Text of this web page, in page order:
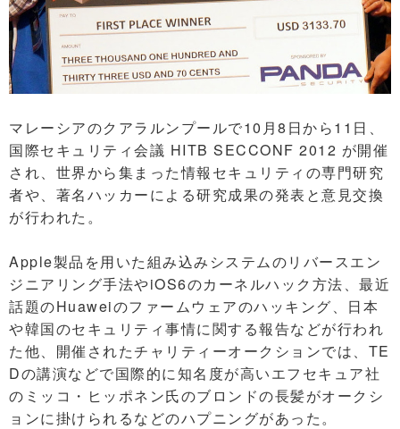
マレーシアのクアラルンプールで10月8日から11日、
国際セキュリティ会議 HITB SECCONF 2012 が開催
され、世界から集まった情報セキュリティの専門研究
者や、著名ハッカーによる研究成果の発表と意見交換
が行われた。
Apple製品を用いた組み込みシステムのリバースエン
ジニアリング手法やiOS6のカーネルハック方法、最近
話題のHuaweiのファームウェアのハッキング、日本
や韓国のセキュリティ事情に関する報告などが行われ
た他、開催されたチャリティーオークションでは、TE
Dの講演などで国際的に知名度が高いエフセキュア社
のミッコ・ヒッポネン氏のブロンドの長髪がオークシ
ョンに掛けられるなどのハプニングがあった。